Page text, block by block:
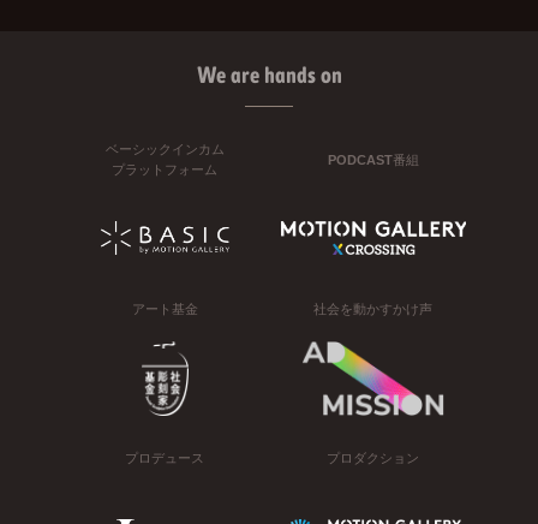
We are hands on
ベーシックインカム
プラットフォーム
PODCAST番組
アート基金 社会を動かすかけ声
プロデュース プロダクション